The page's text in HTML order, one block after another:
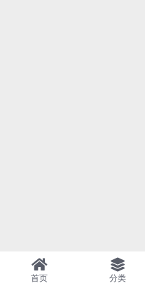
首页 分类